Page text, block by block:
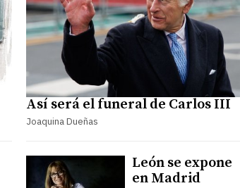
Así será el funeral de Carlos III
Joaquina Dueñas
León se expone
en Madrid